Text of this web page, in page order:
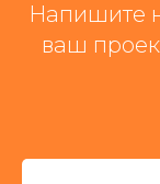
Напишите
ваш